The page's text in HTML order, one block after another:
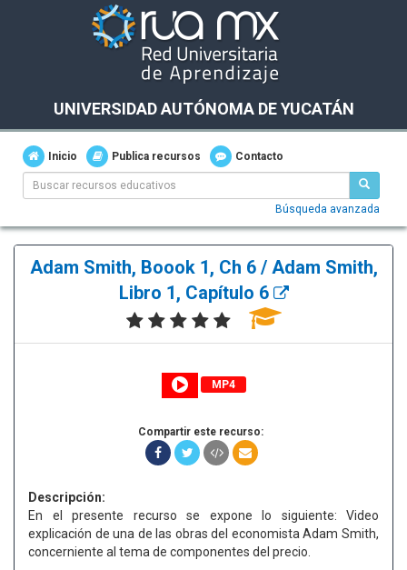
UNIVERSIDAD AUTÓNOMA DE YUCATÁN
Inicio Publica recursos Contacto
Búsqueda avanzada
Adam Smith, Boook 1, Ch 6 / Adam Smith,
Libro 1, Capítulo 6
MP4
Compartir este recurso:
Descripción:
En el presente recurso se expone lo siguiente: Video
explicación de una de las obras del economista Adam Smith,
concerniente al tema de componentes del precio.